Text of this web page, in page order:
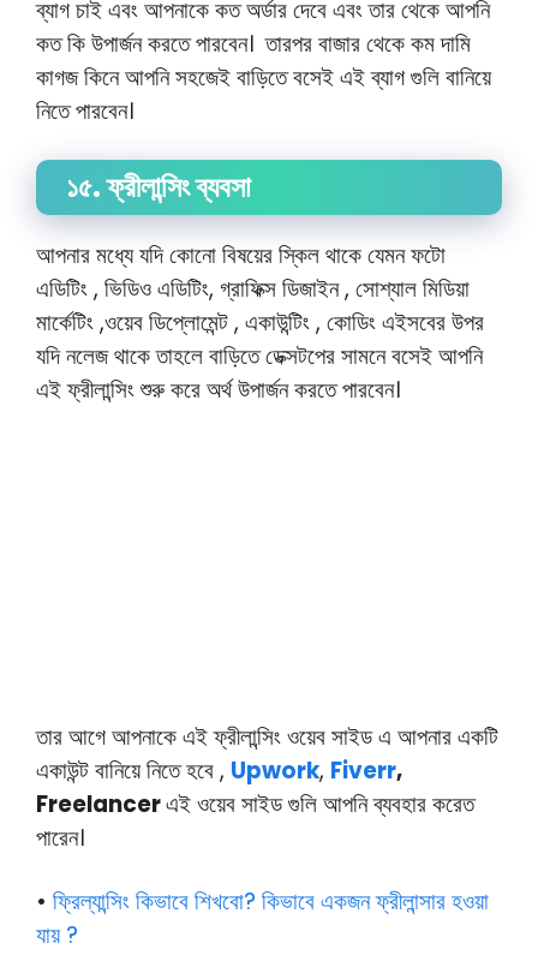
ব্যাগ চাই এবং আপনাকে কত অর্ডার দেবে এবং তার থেকে আপনি
কত কি উপার্জন করতে পারবেন। তারপর বাজার থেকে কম দামি
কাগজ কিনে আপনি সহজেই বাড়িতে বসেই এই ব্যাগ গুলি বানিয়ে
নিতে পারবেন।
১৫. ফ্রীলান্সিং ব্যবসা
আপনার মধ্যে যদি কোনো বিষয়ের স্কিল থাকে যেমন ফটো
এডিটিং , ভিডিও এডিটিং, গ্রাফিক্স ডিজাইন , সোশ্যাল মিডিয়া
মার্কেটিং ,ওয়েব ডিপ্লোমেন্ট , একাউন্টিং , কোডিং এইসবের উপর
যদি নলেজ থাকে তাহলে বাড়িতে ডেক্সটপের সামনে বসেই আপনি
এই ফ্রীলান্সিং শুরু করে অর্থ উপার্জন করতে পারবেন।
তার আগে আপনাকে এই ফ্রীলান্সিং ওয়েব সাইড এ আপনার একটি
একাউন্ট বানিয়ে নিতে হবে , Upwork, Fiverr,
Freelancerএই ওয়েব সাইড গুলি আপনি ব্যবহার করেত
পারেন।
• ফ্রিল্যান্সিং কিভাবে শিখবো? কিভাবে একজন ফ্রীলান্সার হওয়া
যায় ?